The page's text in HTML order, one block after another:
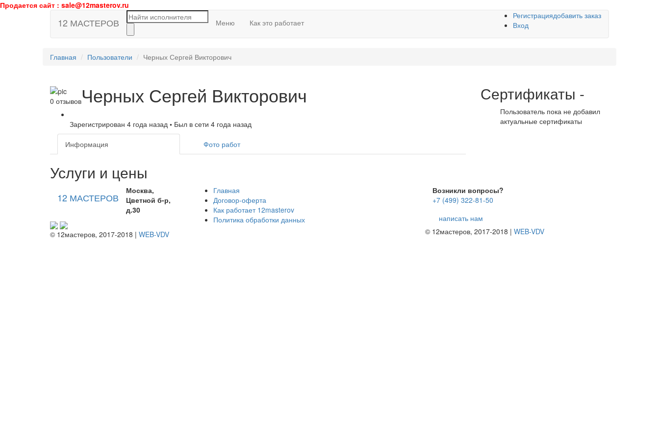
Продается сайт : sale@12masterov.ru
12 МАСТЕРОВ
Регистрация
Вход
добавить заказ
Меню Как это работает
Главная Пользователи Черных Сергей Викторович
0 отзывовЧерных Сергей Викторович
Зарегистрирован 4 года назад • Был в сети 4 года назад
Информация Фото работ
Услуги и цены
Сертификаты -
Пользователь пока не добавил
актуальные сертификаты
12 МАСТЕРОВ
Москва,
Цветной б-р,
д.30
© 12мастеров, 2017-2018 | WEB-VDV
Главная
Договор-оферта
Как работает 12masterov
Политика обработки данных
Возникли вопросы?
+7 (499) 322-81-50
написать нам
© 12мастеров, 2017-2018 | WEB-VDV